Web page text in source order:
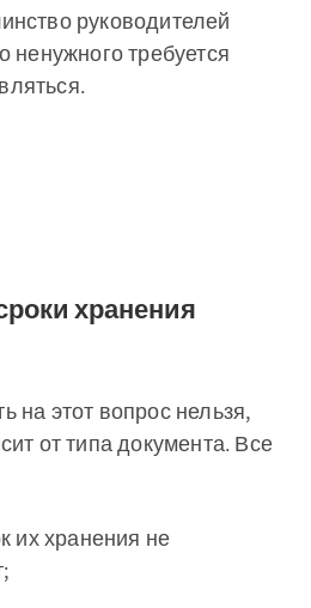
руководителей
ненужного требуется
хранения
на этот вопрос нельзя,
от типа документа. Все
их хранения не